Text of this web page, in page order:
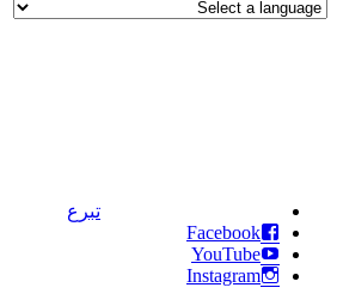
تبرع
Facebook
YouTube
Instagram